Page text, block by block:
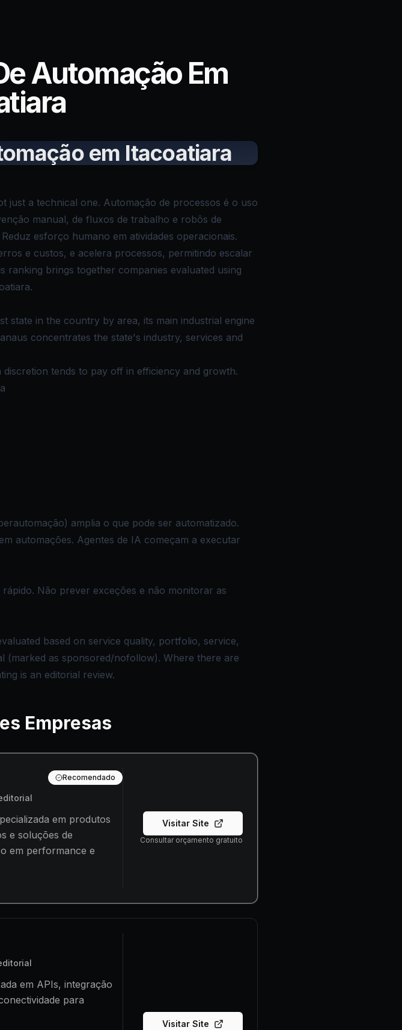
Automação Em
em Itacoatiara
just a technical one. Automação de processos é o uso
manual, de fluxos de trabalho e robôs de
esforço humano em atividades operacionais.
e custos, e acelera processos, permitindo escalar
brings together companies evaluated using
state in the country by area, its main industrial engine
concentrates the state's industry, services and
tends to pay off in efficiency and growth.
amplia o que pode ser automatizado.
automações. Agentes de IA começam a executar
Não prever exceções e não monitorar as
based on service quality, portfolio, service,
(marked as sponsored/nofollow). Where there are
is an editorial review.
Empresas
Recomendado
em produtos
e soluções de
em performance e
Visitar Site
Consultar orçamento gratuito
em APIs, integração
para
Visitar Site